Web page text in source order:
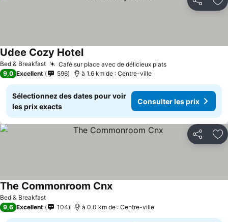
Partager
Bed & Breakfast Café sur place avec de délicieux plats
Udee Cozy Hotel
9,0 Excellent 596 à 1.6 km de : Centre-ville
Sélectionnez des dates pour voir
les prix exacts
Consulter les prix
Partager
Bed & Breakfast
The Commonroom Cnx
9,6 Excellent 104 à 0.0 km de : Centre-ville